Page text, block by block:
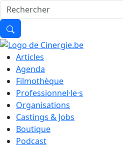
Articles
Agenda
Filmothèque
Professionnel·le·s
Organisations
Castings & Jobs
Boutique
Podcast